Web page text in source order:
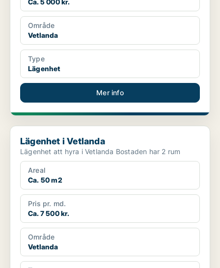
Ca. 5 000 kr.
Område
Vetlanda
Type
Lägenhet
Mer info
Lägenhet i Vetlanda
Lägenhet i Vetlanda
Lägenhet att hyra i Vetlanda Bostaden har 2 rum
Areal
Ca. 50 m2
Pris pr. md.
Ca. 7 500 kr.
Område
Vetlanda